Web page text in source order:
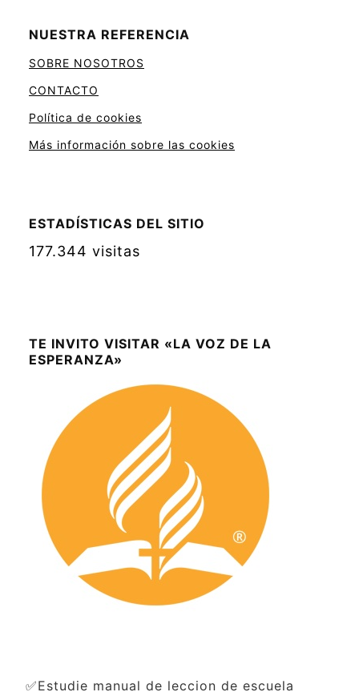
NUESTRA REFERENCIA
SOBRE NOSOTROS
CONTACTO
Política de cookies
Más información sobre las cookies
ESTADÍSTICAS DEL SITIO
177.344 visitas
TE INVITO VISITAR «LA VOZ DE LA
ESPERANZA»
✅Estudie manual de leccion de escuela